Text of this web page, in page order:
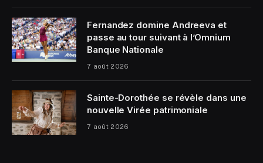
Fernandez domine Andreeva et
passe au tour suivant à l’Omnium
Banque Nationale
7 août 2026
Sainte-Dorothée se révèle dans une
nouvelle Virée patrimoniale
7 août 2026